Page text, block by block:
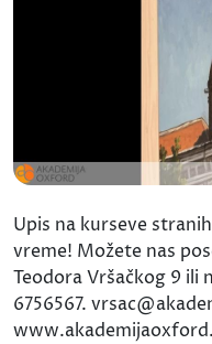
Upis na kurseve
vreme! Možete nas
Teodora Vršačkog 9 ili
6756567.